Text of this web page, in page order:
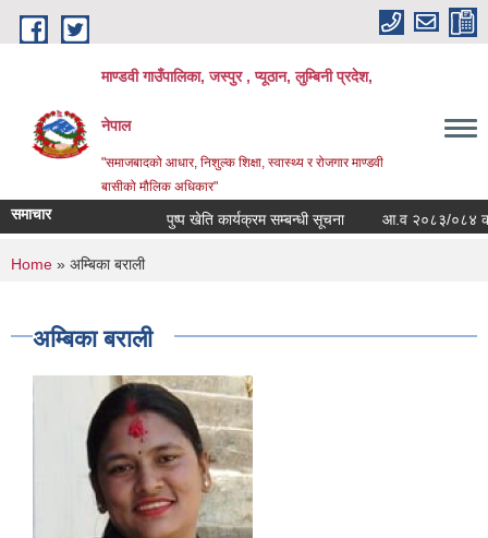
Skip to main content
माण्डवी गाउँपालिका, जस्पुर , प्यूठान, लुम्बिनी प्रदेश,
नेपाल
"समाजबादको आधार, निशुल्क शिक्षा, स्वास्थ्य र रोजगार माण्डवी
बासीको मौलिक अधिकार"
समाचार पुष्प खेति कार्यक्रम सम्बन्धी सूचना आ.व २०८३/०८४ को
You are here
Home » अम्बिका बराली
अम्बिका बराली